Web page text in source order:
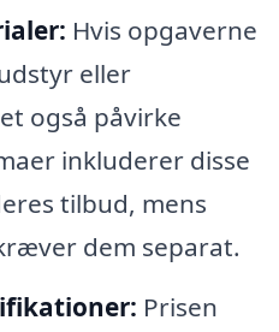
Hvis opgaverne
eller
også påvirke
inkluderer disse
tilbud, mens
dem separat.
Prisen